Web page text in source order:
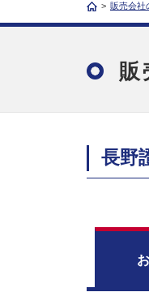
> 販売会社
販
長野